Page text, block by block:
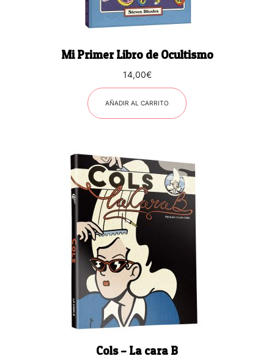
Mi Primer Libro de Ocultismo
14,00€
AÑADIR AL CARRITO
Cols – La cara B